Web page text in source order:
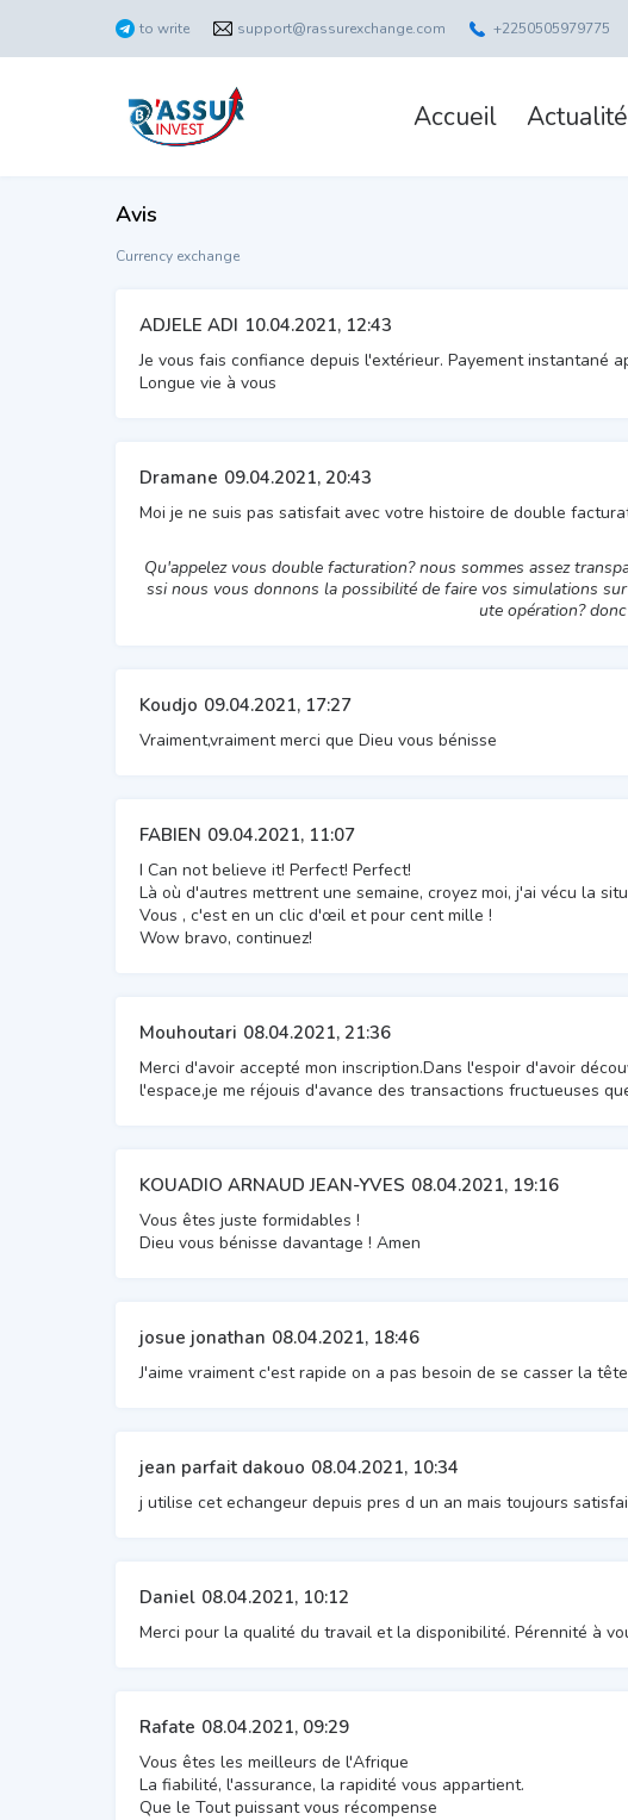
to write support@rassurexchange.com +2250505979775
Accueil
Avis
Currency exchange
ADJELE ADI 10.04.2021, 12:43
Je vous fais confiance depuis l'extérieur. Payement instantané
Longue vie à vous
Dramane 09.04.2021, 20:43
Moi je ne suis pas satisfait avec votre histoire de double
Qu'appelez vous double facturation? nous sommes assez
ssi nous vous donnons la possibilité de faire vos simulations
ute opération?
Koudjo 09.04.2021, 17:27
Vraiment,vraiment merci que Dieu vous bénisse
FABIEN 09.04.2021, 11:07
I Can not believe it! Perfect! Perfect!
Là où d'autres mettrent une semaine, croyez moi, j'ai vécu la
Vous , c'est en un clic d'œil et pour cent mille !
Wow bravo, continuez!
Mouhoutari 08.04.2021, 21:36
Merci d'avoir accepté mon inscription.Dans l'espoir d'avoir
l'espace,je me réjouis d'avance des transactions fructueuses
KOUADIO ARNAUD JEAN-YVES 08.04.2021, 19:16
Vous êtes juste formidables !
Dieu vous bénisse davantage ! Amen
josue jonathan 08.04.2021, 18:46
J'aime vraiment c'est rapide on a pas besoin de se casser la tête
jean parfait dakouo 08.04.2021, 10:34
j utilise cet echangeur depuis pres d un an mais toujours
Daniel 08.04.2021, 10:12
Merci pour la qualité du travail et la disponibilité. Pérennité à
Rafate 08.04.2021, 09:29
Vous êtes les meilleurs de l'Afrique
La fiabilité, l'assurance, la rapidité vous appartient.
Que le Tout puissant vous récompense